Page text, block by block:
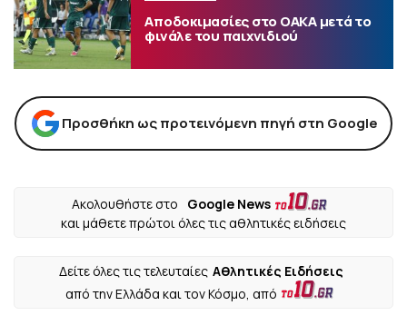
Αποδοκιμασίες στο ΟΑΚΑ μετά το
φινάλε του παιχνιδιού
Προσθήκη ως προτεινόμενη πηγή στη Google
Ακολουθήστε στο
Google News
και μάθετε πρώτοι όλες τις αθλητικές ειδήσεις
Δείτε όλες τις τελευταίες Αθλητικές Ειδήσεις
από την Ελλάδα και τον Κόσμο, από